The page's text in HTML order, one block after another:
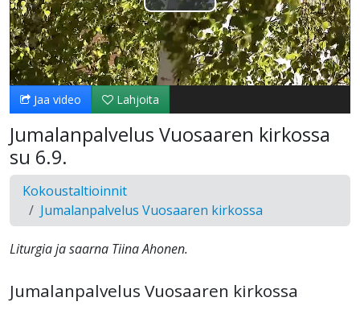
Toista
Video
Jaa video Lahjoita
Jumalanpalvelus Vuosaaren kirkossa
su 6.9.
Kokoustaltioinnit
Jumalanpalvelus Vuosaaren kirkossa
Liturgia ja saarna Tiina Ahonen.
Jumalanpalvelus Vuosaaren kirkossa